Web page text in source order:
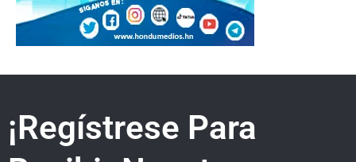
¡Regístrese Para